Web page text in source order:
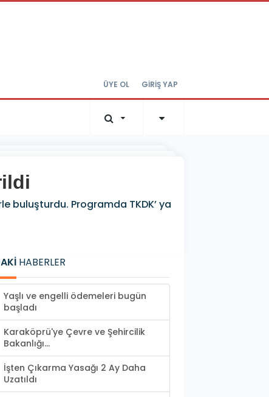
ÜYE OL GİRİŞ YAP
buluşturdu. Programda TKDK’ ya
HABERLER
Yaşlı ve engelli ödemeleri bugün
başladı
Karaköprü'ye Çevre ve Şehircilik
Bakanlığı...
İşten Çıkarma Yasağı 2 Ay Daha
Uzatıldı